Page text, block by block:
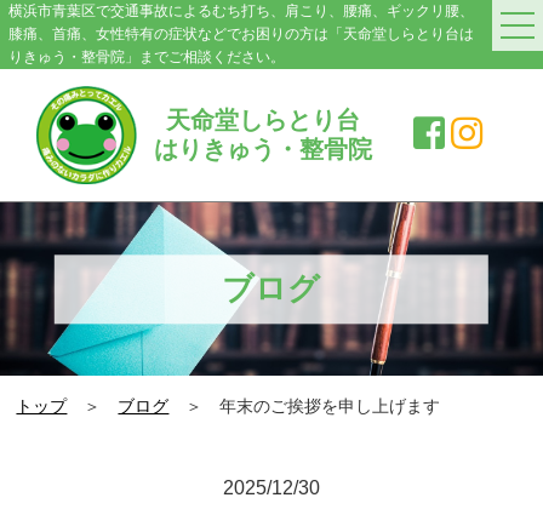
横浜市青葉区で交通事故によるむち打ち、肩こり、腰痛、ギックリ腰、
膝痛、首痛、女性特有の症状などでお困りの方は「天命堂しらとり台は
りきゅう・整骨院」までご相談ください。
天命堂しらとり台
はりきゅう・整骨院
HOME
料金案内
院紹介・アクセス
症状別施術メニュー
交通事故|むち打ち
肩こり
ブログ
トップ＞ ブログ ＞ 年末のご挨拶を申し上げます
2025/12/30